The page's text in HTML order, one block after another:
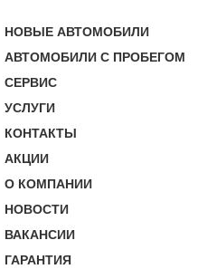
НОВЫЕ АВТОМОБИЛИ
АВТОМОБИЛИ С ПРОБЕГОМ
СЕРВИС
УСЛУГИ
КОНТАКТЫ
АКЦИИ
О КОМПАНИИ
НОВОСТИ
ВАКАНСИИ
ГАРАНТИЯ